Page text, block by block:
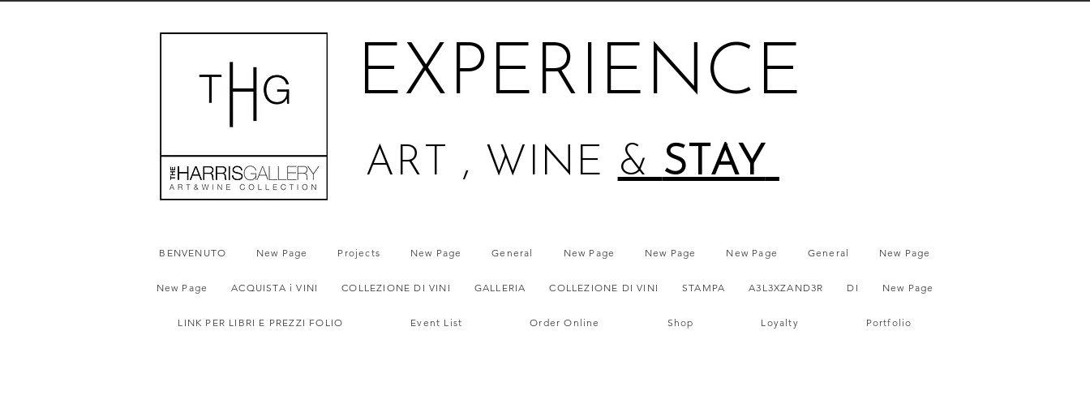
EXPERIENCE
ART , WINE & STAY
BENVENUTO New Page Projects New Page General New Page New Page New Page General New Page
New Page ACQUISTA i VINI COLLEZIONE DI VINI GALLERIA COLLEZIONE DI VINI STAMPA A3L3XZAND3R DI New Page
LINK PER LIBRI E PREZZI FOLIO Event List Order Online Shop Loyalty Portfolio